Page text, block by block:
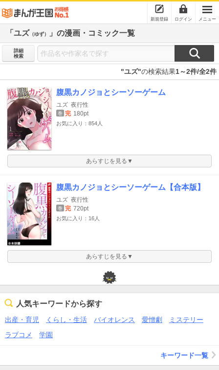
新規登録 ログイン メニュー
「ユズ （ゆず） 」の漫画・コミック一覧
詳細
検索
"ユズ"の検索結果1～2件/全2件
腹黒カノジョとシーソーゲーム
ユズ 夜行性
巻 完 180pt
お気に入り：854人
あらすじを見る▼
腹黒カノジョとシーソーゲーム【合本版】
ユズ 夜行性
巻 完 720pt
お気に入り：16人
あらすじを見る▼
人気キーワードから探す
出産・育児 くらし・生活 バイオレンス 愛憎劇
ミステリー
ラブコメ
学園
キーワード一覧